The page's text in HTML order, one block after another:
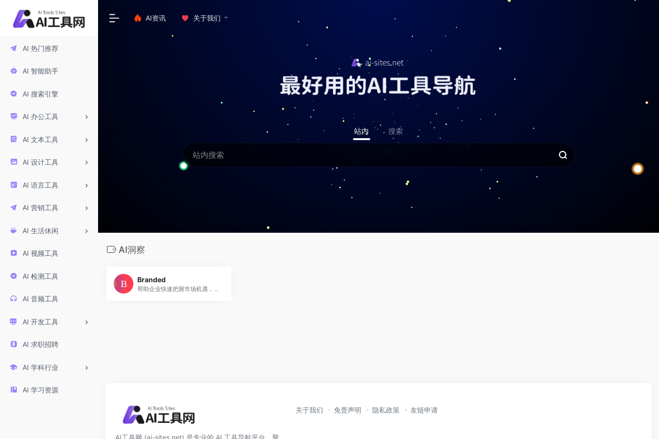
AI 热门推荐
AI 智能助手
AI 搜索引擎
AI 办公工具
AI 文本工具
AI 设计工具
AI 语言工具
AI 营销工具
AI 生活休闲
AI 视频工具
AI 检测工具
AI 音频工具
AI 开发工具
AI 求职招聘
AI 学科行业
AI 学习资源
AI资讯 关于我们
站内 搜索
AI洞察
Branded
帮助企业快速把握市场机遇，实现数据驱动的创新决策。
AI工具网 (ai-sites.net) 是专业的 AI 工具导航平台，聚
关于我们 免责声明 隐私政策 友链申请